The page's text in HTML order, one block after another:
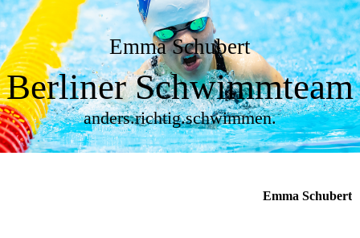
Emma Schubert
Berliner Schwimmteam
anders.richtig.schwimmen.
Emma Schubert